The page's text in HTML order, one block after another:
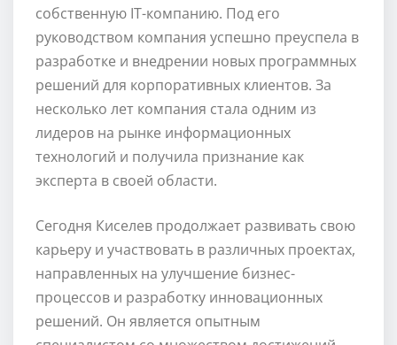
собственную IT-компанию. Под его
руководством компания успешно преуспела в
разработке и внедрении новых программных
решений для корпоративных клиентов. За
несколько лет компания стала одним из
лидеров на рынке информационных
технологий и получила признание как
эксперта в своей области.
Сегодня Киселев продолжает развивать свою
карьеру и участвовать в различных проектах,
направленных на улучшение бизнес-
процессов и разработку инновационных
решений. Он является опытным